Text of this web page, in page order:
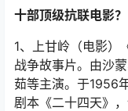
十部顶级抗联电影？
1、上甘岭（电影）
战争故事片。由沙
茹等主演。于1956
剧本《二十四天》